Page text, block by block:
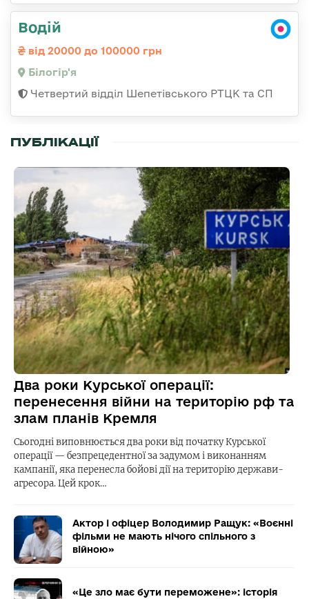
Водій
від 20000 до 100000 грн
Білогір'я
Четвертий відділ Шепетівського РТЦК та СП
ПУБЛІКАЦІЇ
Два роки Курської операції:
перенесення війни на територію рф та
злам планів Кремля
Сьогодні виповнюється два роки від початку Курської
операції — безпрецедентної за задумом і виконанням
кампанії, яка перенесла бойові дії на територію держави-
агресора. Цей крок…
Актор і офіцер Володимир Ращук: «Воєнні
фільми не мають нічого спільного з
війною»
«Це зло має бути переможене»: історія